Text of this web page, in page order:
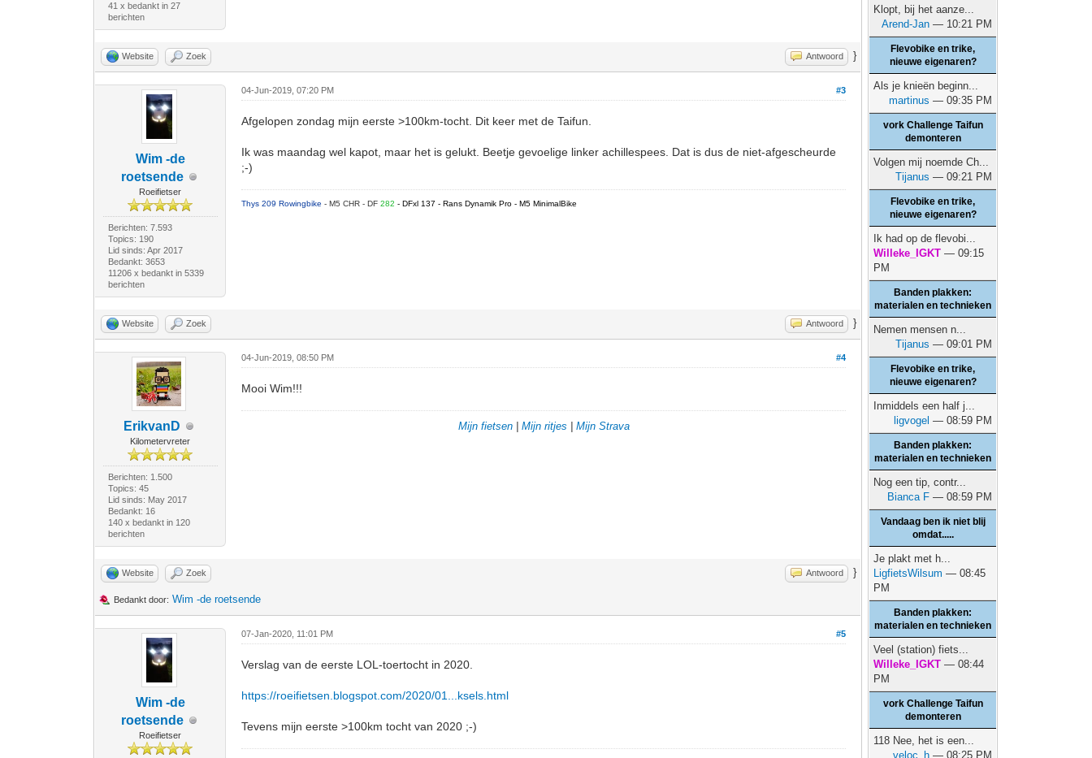
41 x bedankt in 27
berichten
Website Zoek Antwoord }
Wim -de
roetsende
Roeifietser
Berichten: 7.593
Topics: 190
Lid sinds: Apr 2017
Bedankt: 3653
11206 x bedankt in 5339
berichten
#3
04-Jun-2019, 07:20 PM
Afgelopen zondag mijn eerste >100km-tocht. Dit keer met de Taifun.
Ik was maandag wel kapot, maar het is gelukt. Beetje gevoelige linker achillespees. Dat is dus de niet-afgescheurde
;-)
Thys 209 Rowingbike- M5 CHR - DF282- DFxl 137 - Rans Dynamik Pro - M5 MinimalBike
Website Zoek Antwoord }
ErikvanD
Kilometervreter
Berichten: 1.500
Topics: 45
Lid sinds: May 2017
Bedankt: 16
140 x bedankt in 120
berichten
#4
04-Jun-2019, 08:50 PM
Mooi Wim!!!
Mijn fietsen| Mijn ritjes Mijn Strava
Website Zoek Antwoord }
Bedankt door: Wim -de roetsende
Wim -de
roetsende
Roeifietser
#5
07-Jan-2020, 11:01 PM
Verslag van de eerste LOL-toertocht in 2020.
https://roeifietsen.blogspot.com/2020/01...ksels.html
Tevens mijn eerste >100km tocht van 2020 ;-)
Klopt, bij het aanze...
Arend-Jan — 10:21 PM
Flevobike en trike,
nieuwe eigenaren?
Als je knieën beginn...
martinus — 09:35 PM
vork Challenge Taifun
demonteren
Volgen mij noemde Ch...
Tijanus — 09:21 PM
Flevobike en trike,
nieuwe eigenaren?
Ik had op de flevobi...
Willeke_IGKT — 09:15
PM
Banden plakken:
materialen en technieken
Nemen mensen n...
Tijanus — 09:01 PM
Flevobike en trike,
nieuwe eigenaren?
Inmiddels een half j...
ligvogel — 08:59 PM
Banden plakken:
materialen en technieken
Nog een tip, contr...
Bianca F — 08:59 PM
Vandaag ben ik niet blij
omdat.....
Je plakt met h...
LigfietsWilsum — 08:45
PM
Banden plakken:
materialen en technieken
Veel (station) fiets...
Willeke_IGKT — 08:44
PM
vork Challenge Taifun
demonteren
118 Nee, het is een...
veloc_h — 08:25 PM